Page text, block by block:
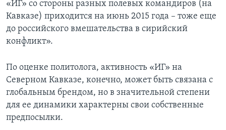
«ИГ» со стороны разных полевых командиров (на
Кавказе) приходится на июнь 2015 года – тоже еще
до российского вмешательства в сирийский
конфликт».
По оценке политолога, активность «ИГ» на
Северном Кавказе, конечно, может быть связана с
глобальным брендом, но в значительной степени
для ее динамики характерны свои собственные
предпосылки.